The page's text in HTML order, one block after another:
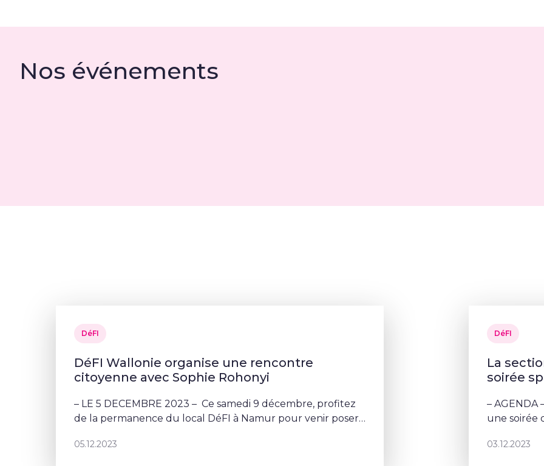
Nos événements
DéFI
DéFI Wallonie organise une rencontre
citoyenne avec Sophie Rohonyi
– LE 5 DECEMBRE 2023 – Ce samedi 9 décembre, profitez
de la permanence du local DéFI à Namur pour venir poser
05.12.2023
DéFI
La
soirée
–
une soirée
03.12.2023